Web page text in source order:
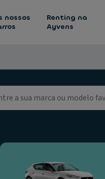
nossos
Renting na
Ayvens